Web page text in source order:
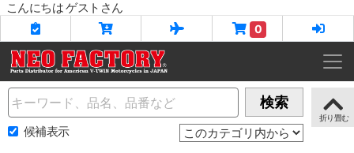
こんにちは ゲストさん
0
Name 検索
候補表示